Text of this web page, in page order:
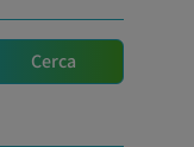
Cerca